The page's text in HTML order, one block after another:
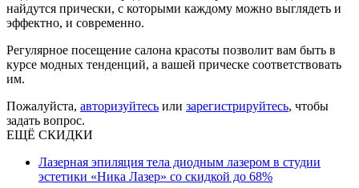
найдутся прически, с которыми каждому можно выглядеть и
эффектно, и современно.
Регулярное посещение салона красоты позволит вам быть в
курсе модных тенденций, а вашей прическе соответствовать
им.
Пожалуйста, авторизуйтесь или зарегистрируйтесь, чтобы
задать вопрос.
ЕЩЁ СКИДКИ
Лазерная эпиляция тела диодным лазером в студии
эстетики «Ника Лазер» со скидкой до 68%